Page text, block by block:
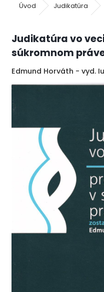
Úvod Judikatúra
Judikatúra vo
súkromnom
Edmund Horváth - vyd.